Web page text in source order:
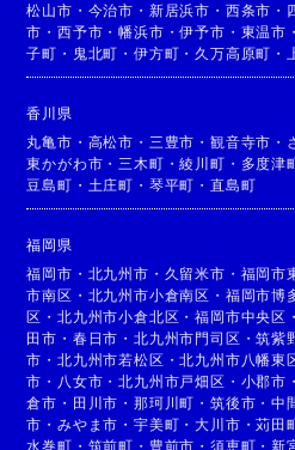
松山市 ・ 今治市 ・ 新居浜市 ・ 西条市 ・
市 ・西予市 ・幡浜市 ・伊予市 ・ 東温市 ・
子町 ・ 鬼北町 ・伊方町 ・ 久万高原町 ・
香川県
丸亀市 ・ 高松市 ・ 三豊市 ・観音寺市 ・
東かがわ市 ・ 三木町 ・綾川町 ・ 多度津
豆島町 ・ 土庄町 ・ 琴平町 ・直島町
福岡県
福岡市 ・ 北九州市 ・ 久留米市 ・ 福岡市
市南区 ・ 北九州市小倉南区 ・ 福岡市博
区 ・北九州市小倉北区 ・福岡市中央区 ・
田市 ・ 春日市 ・北九州市門司区 ・筑紫
市 ・北九州市若松区 ・北九州市八幡東
市 ・ 八女市 ・北九州市戸畑区 ・ 小郡市 ・
倉市 ・ 田川市 ・那珂川町 ・筑後市 ・中
市 ・みやま市 ・宇美町 ・大川市 ・苅田
水巻町 ・ 筑前町 ・ 豊前市 ・須恵町 ・新